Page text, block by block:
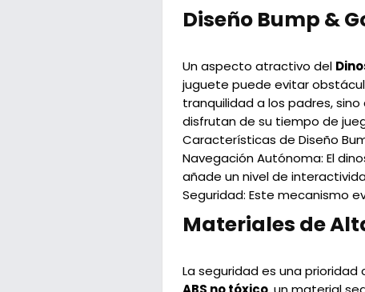
Diseño Bump &
Un aspecto atractivo del
juguete puede evitar
tranquilidad a los padres,
disfrutan de su tiempo de
Características de Diseño
Navegación Autónoma: El
añade un nivel de
Seguridad: Este mecanismo
Materiales de
La seguridad es una